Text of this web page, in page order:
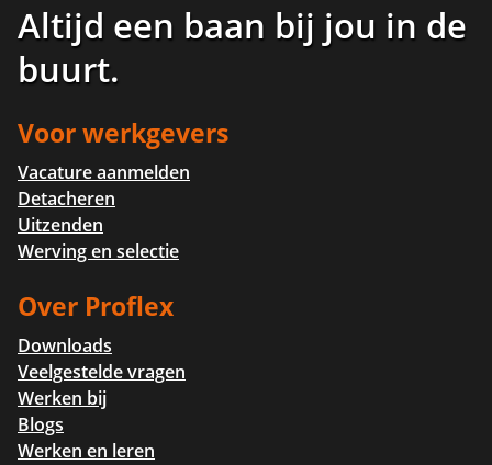
Altijd een baan bij jou in de
buurt.
Voor werkgevers
Vacature aanmelden
Detacheren
Uitzenden
Werving en selectie
Over Proflex
Downloads
Veelgestelde vragen
Werken bij
Blogs
Werken en leren